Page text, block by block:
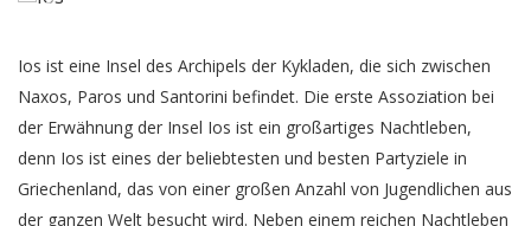
Ios ist eine Insel des Archipels der Kykladen, die sich zwischen
Naxos, Paros und Santorini befindet. Die erste Assoziation bei
der Erwähnung der Insel Ios ist ein großartiges Nachtleben,
denn Ios ist eines der beliebtesten und besten Partyziele in
Griechenland, das von einer großen Anzahl von Jugendlichen aus
der ganzen Welt besucht wird. Neben einem reichen Nachtleben